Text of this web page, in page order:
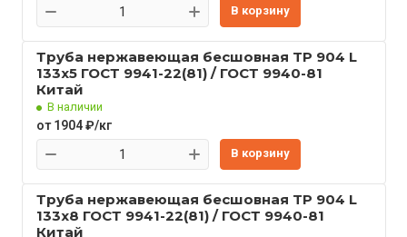
В корзину
Труба нержавеющая бесшовная TP 904 L
133x5 ГОСТ 9941-22(81) / ГОСТ 9940-81
Китай
В наличии
от 1904 ₽/кг
В корзину
Труба нержавеющая бесшовная TP 904 L
133x8 ГОСТ 9941-22(81) / ГОСТ 9940-81
Китай